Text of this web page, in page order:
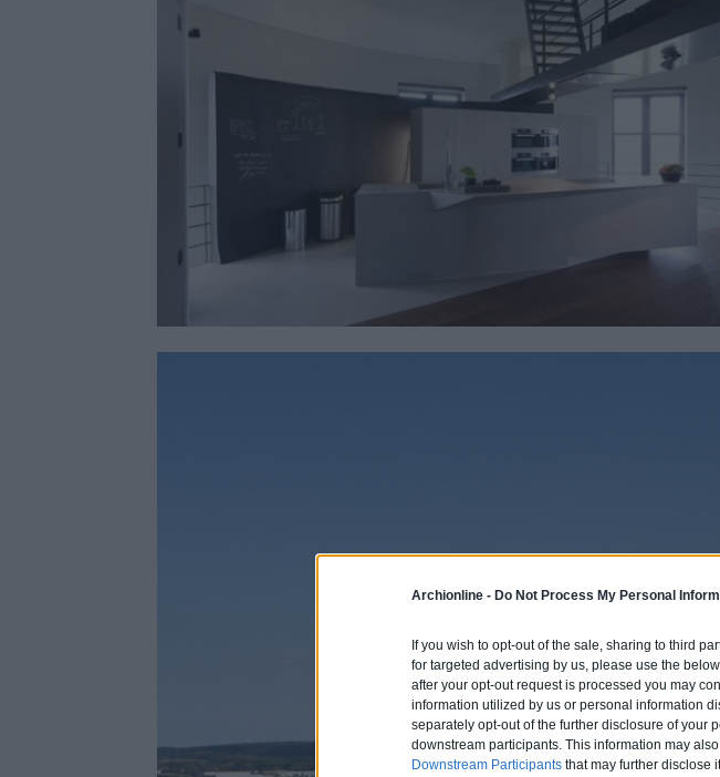
Archionline - Do Not Process My Personal
If you wish to opt-out of the sale, sharing to third
for targeted advertising by us, please use the
after your opt-out request is processed you may
information utilized by us or personal information
separately opt-out of the further disclosure of your
downstream participants. This information may
Downstream Participants that may further disclose